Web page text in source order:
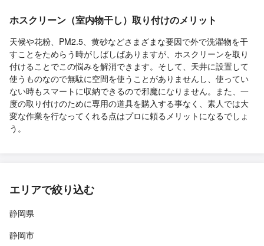
ホスクリーン（室内物干し）取り付けのメリット
天候や花粉、PM2.5、黄砂などさまざまな要因で外で洗濯物を干
すことをためらう時がしばしばありますが、ホスクリーンを取り
付けることでこの悩みを解消できます。そして、天井に設置して
使うものなので無駄に空間を使うことがありませんし、使ってい
ない時もスマートに収納できるので邪魔になりません。また、一
度の取り付けのために専用の道具を購入する事なく、素人では大
変な作業を行なってくれる点はプロに頼るメリットになるでしょ
う。
エリアで絞り込む
静岡県
静岡市